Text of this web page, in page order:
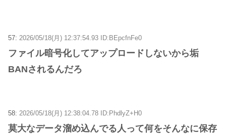
57: 2026/05/18(月) 12:37:54.93 ID:BEpcfnFe0
ファイル暗号化してアップロードしないから垢
BANされるんだろ
58: 2026/05/18(月) 12:38:04.78 ID:PhdlyZ+H0
莫大なデータ溜め込んでる人って何をそんなに保存